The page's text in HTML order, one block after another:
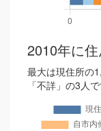
2010年に
最大は現住所の
「不詳」の3人で